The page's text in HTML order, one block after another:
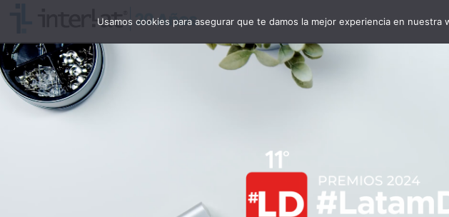
Usamos cookies para asegurar que te damos la mejor experiencia en